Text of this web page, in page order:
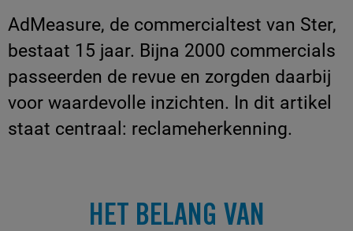
AdMeasure, de commercialtest van Ster,
bestaat 15 jaar. Bijna 2000 commercials
passeerden de revue en zorgden daarbij
voor waardevolle inzichten. In dit artikel
staat centraal: reclameherkenning.
HET BELANG VAN